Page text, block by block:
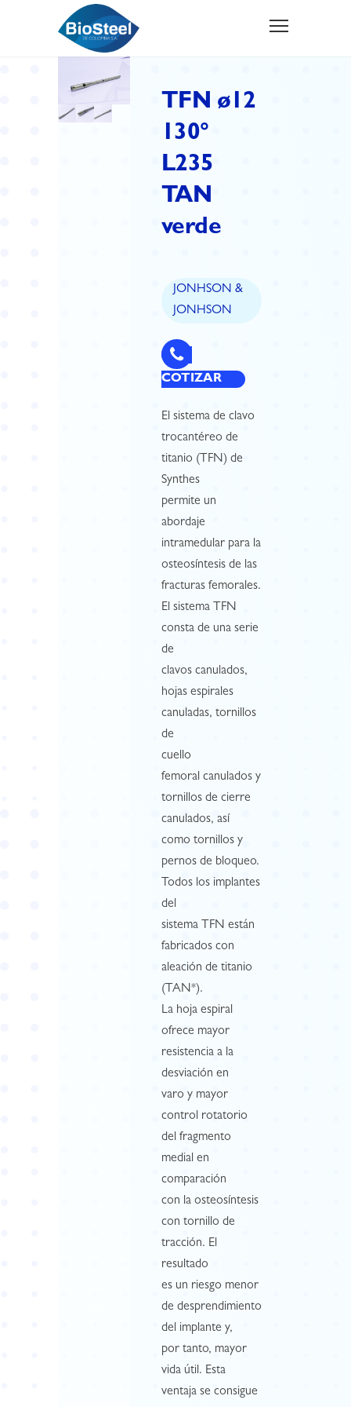
TFN ø12
130°
L235
TAN
verde
JONHSON &
JONHSON
COTIZAR
El sistema de clavo
trocantéreo de
titanio (TFN) de
Synthes
permite un
abordaje
intramedular para la
osteosíntesis de las
fracturas femorales.
El sistema TFN
consta de una serie
de
clavos canulados,
hojas espirales
canuladas, tornillos
de
cuello
femoral canulados y
tornillos de cierre
canulados, así
como tornillos y
pernos de bloqueo.
Todos los implantes
del
sistema TFN están
fabricados con
aleación de titanio
(TAN*).
La hoja espiral
ofrece mayor
resistencia a la
desviación en
varo y mayor
control rotatorio
del fragmento
medial en
comparación
con la osteosíntesis
con tornillo de
tracción. El
resultado
es un riesgo menor
de desprendimiento
del implante y,
por tanto, mayor
vida útil. Esta
ventaja se consigue